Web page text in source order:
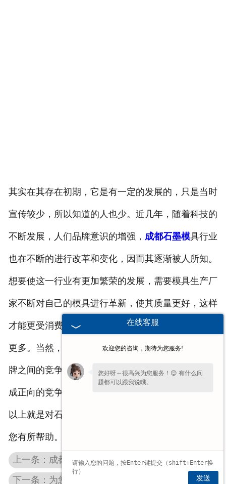
其实在其存在初期，它是有一定的发展的，只是当时
宣传较少，所以知道的人也少。近几年，随着科技的
不断发展，人们品牌意识的增强， 成都石墨模具行业
也在不断的进行改革和变化，因而其逐渐被人所知。
想要使这一行业有更加繁荣的发展，需要模具生产厂
家不断对自己的模具进行革新，使其质量更好，这样
才能更受消费者和客户喜爱，在市场上所占的份额也
更多。当然，还要形成自己的品牌，不同的厂家和品
牌之间的竞争也是很重要的，这样就会不断赶超，形
成正向的竞争关心，促进该行业的发展。
以上就是对石墨模具行业发展的简单介绍了，希望对
您有所帮助。
上一条：成都高纯石墨板特殊的地方在哪里？
下一条：为您介绍成都石墨制品—石墨筒的使用注意事项
在线客服
欢迎您的咨询，期待为您服务!
您好呀～很高兴为您服务！😊 有什么问
题都可以跟我说哦。
发送